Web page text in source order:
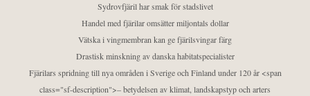
Sydrovfjäril har smak för stadslivet
Handel med fjärilar omsätter miljontals dollar
Vätska i vingmembran kan ge fjärilsvingar färg
Drastisk minskning av danska habitatspecialister
Fjärilars spridning till nya områden i Sverige och Finland under 120 år <span
class="sf-description">– betydelsen av klimat, landskapstyp och arters